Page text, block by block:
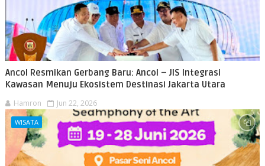
Ancol Resmikan Gerbang Baru: Ancol – JIS Integrasi
Kawasan Menuju Ekosistem Destinasi Jakarta Utara
Hamron Jun 22, 2026
WISATA